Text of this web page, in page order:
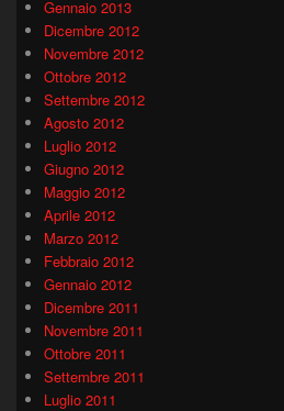
Gennaio 2013
Dicembre 2012
Novembre 2012
Ottobre 2012
Settembre 2012
Agosto 2012
Luglio 2012
Giugno 2012
Maggio 2012
Aprile 2012
Marzo 2012
Febbraio 2012
Gennaio 2012
Dicembre 2011
Novembre 2011
Ottobre 2011
Settembre 2011
Luglio 2011